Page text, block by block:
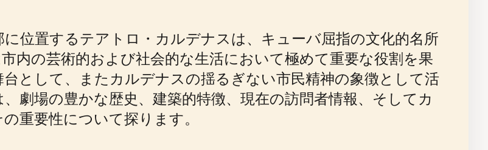
位置するテアトロ・カルデナスは、キューバ屈指の文化的名所
内の芸術的および社会的な生活において極めて重要な役割を果
として、またカルデナスの揺るぎない市民精神の象徴として活
劇場の豊かな歴史、建築的特徴、現在の訪問者情報、そしてカ
重要性について探ります。